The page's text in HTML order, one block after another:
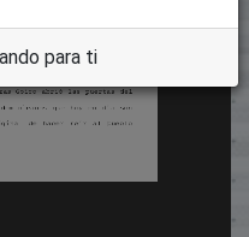
para ti